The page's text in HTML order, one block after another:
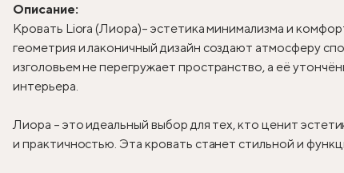
Описание:
Кровать Liora (Лиора)– эстетика минимализма и
геометрия и лаконичный дизайн создают атмосферу
изголовьем не перегружает пространство, а её
интерьера.
Лиора – это идеальный выбор для тех, кто ценит
и практичностью. Эта кровать станет стильной и